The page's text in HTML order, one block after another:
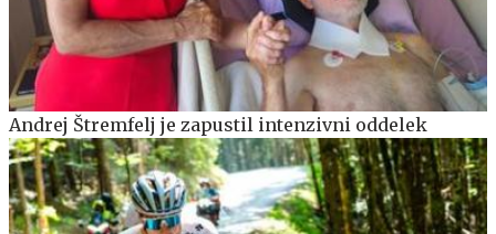
Andrej Štremfelj je zapustil intenzivni oddelek